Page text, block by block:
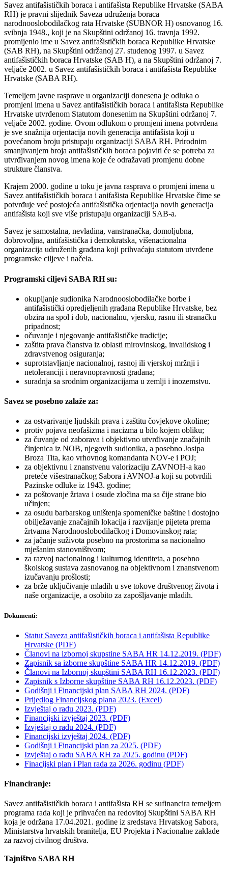
Savez antifašističkih boraca i antifašista Republike Hrvatske (SABA
RH) je pravni slijednik Saveza udruženja boraca
narodnooslobodilačkog rata Hrvatske (SUBNOR H) osnovanog 16.
svibnja 1948., koji je na Skupštini održanoj 16. travnja 1992.
promijenio ime u Savez antifašističkih boraca Republike Hrvatske
(SAB RH), na Skupštini održanoj 27. studenog 1997. u Savez
antifašističkih boraca Hrvatske (SAB H), a na Skupštini održanoj 7.
veljače 2002. u Savez antifašističkih boraca i antifašista Republike
Hrvatske (SABA RH).
Temeljem javne rasprave u organizaciji donesena je odluka o
promjeni imena u Savez antifašističkih boraca i antifašista Republike
Hrvatske utvrđenom Statutom donesenim na Skupštini održanoj 7.
veljače 2002. godine. Ovom odlukom o promjeni imena potvrđena
je sve snažnija orjentacija novih generacija antifašista koji u
povećanom broju pristupaju organizaciji SABA RH. Prirodnim
smanjivanjem broja antifašističkih boraca pojaviti će se potreba za
utvrđivanjem novog imena koje će odražavati promjenu dobne
strukture članstva.
Krajem 2000. godine u toku je javna rasprava o promjeni imena u
Savez antifašističkih boraca i anifašista Republike Hrvatske čime se
potvrđuje već postojeća antifašistička orjentacija novih generacija
antifašista koji sve više pristupaju organizaciji SAB-a.
Savez je samostalna, nevladina, vanstranačka, domoljubna,
dobrovoljna, antifašistička i demokratska, višenacionalna
organizacija udruženih građana koji prihvaćaju statutom utvrđene
programske ciljeve i načela.
Programski ciljevi SABA RH su:
okupljanje sudionika Narodnooslobodilačke borbe i
antifašistički opredjeljenih građana Republike Hrvatske, bez
obzira na spol i dob, nacionalnu, vjersku, rasnu ili stranačku
pripadnost;
očuvanje i njegovanje antifašističke tradicije;
zaštita prava članstva iz oblasti mirovinskog, invalidskog i
zdravstvenog osiguranja;
suprotstavljanje nacionalnoj, rasnoj ili vjerskoj mržnji i
netoleranciji i neravnopravnosti građana;
suradnja sa srodnim organizacijama u zemlji i inozemstvu.
Savez se posebno zalaže za:
za ostvarivanje ljudskih prava i zaštitu čovjekove okoline;
protiv pojava neofašizma i nacizma u bilo kojem obliku;
za čuvanje od zaborava i objektivno utvrđivanje značajnih
činjenica iz NOB, njegovih sudionika, a posebno Josipa
Broza Tita, kao vrhovnog komandanta NOV-e i POJ;
za objektivnu i znanstvenu valorizaciju ZAVNOH-a kao
preteće višestranačkog Sabora i AVNOJ-a koji su potvrdili
Pazinske odluke iz 1943. godine;
za poštovanje žrtava i osude zločina ma sa čije strane bio
učinjen;
za osudu barbarskog uništenja spomeničke baštine i dostojno
obilježavanje značajnih lokacija i razvijanje pijeteta prema
žrtvama Narodnooslobodilačkog i Domovinskog rata;
za jačanje suživota posebno na prostorima sa nacionalno
mješanim stanovništvom;
za razvoj nacionalnog i kulturnog identiteta, a posebno
školskog sustava zasnovanog na objektivnom i znanstvenom
izučavanju prošlosti;
za brže uključivanje mladih u sve tokove društvenog života i
naše organizacije, a osobito za zapošljavanje mladih.
Dokumenti:
Statut Saveza antifašističkih boraca i antifašista Republike
Hrvatske (PDF)
Članovi na izbornoj skupstine SABA HR 14.12.2019. (PDF)
Zapisnik sa izborne skupštine SABA HR 14.12.2019. (PDF)
Članovi na Izbornoj skupštini SABA RH 16.12.2023. (PDF)
Zapisnik s Izborne skupštine SABA RH 16.12.2023. (PDF)
Godišnji i Financijski plan SABA RH 2024. (PDF)
Prijedlog Financijskog plana 2023. (Excel)
Izvještaj o radu 2023. (PDF)
Financijski izvještaj 2023. (PDF)
Izvještaj o radu 2024. (PDF)
Financijski izvještaj 2024. (PDF)
Godišnji i Financijski plan za 2025. (PDF)
Izvještaj o radu SABA RH za 2025. godinu (PDF)
Finacijski plan i Plan rada za 2026. godinu (PDF)
Financiranje:
Savez antifašističkih boraca i antifašista RH se sufinancira temeljem
programa rada koji je prihvaćen na redovitoj Skupštini SABA RH
koja je održana 17.04.2021. godine iz sredstava Hrvatskog Sabora,
Ministarstva hrvatskih branitelja, EU Projekta i Nacionalne zaklade
za razvoj civilnog društva.
Tajništvo SABA RH